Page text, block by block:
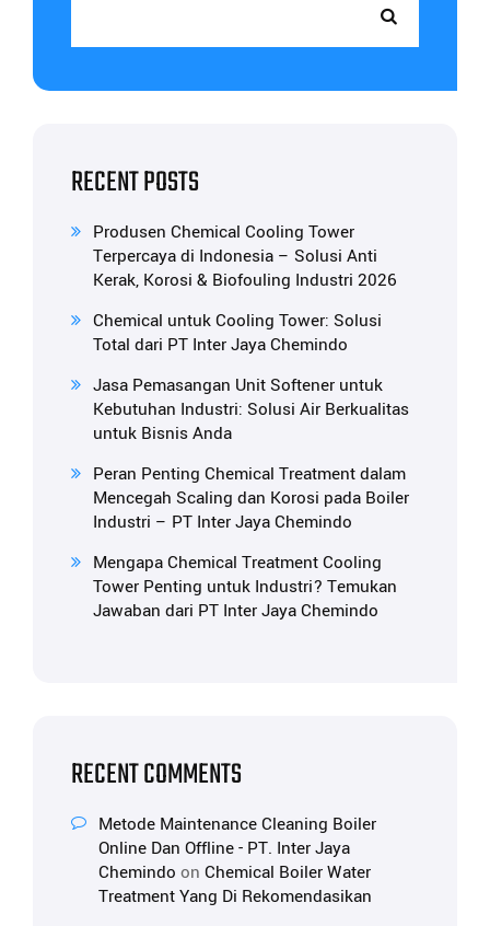
RECENT POSTS
Produsen Chemical Cooling Tower
Terpercaya di Indonesia – Solusi Anti
Kerak, Korosi & Biofouling Industri 2026
Chemical untuk Cooling Tower: Solusi
Total dari PT Inter Jaya Chemindo
Jasa Pemasangan Unit Softener untuk
Kebutuhan Industri: Solusi Air Berkualitas
untuk Bisnis Anda
Peran Penting Chemical Treatment dalam
Mencegah Scaling dan Korosi pada Boiler
Industri – PT Inter Jaya Chemindo
Mengapa Chemical Treatment Cooling
Tower Penting untuk Industri? Temukan
Jawaban dari PT Inter Jaya Chemindo
RECENT COMMENTS
Metode Maintenance Cleaning Boiler
Online Dan Offline - PT. Inter Jaya
Chemindo on Chemical Boiler Water
Treatment Yang Di Rekomendasikan